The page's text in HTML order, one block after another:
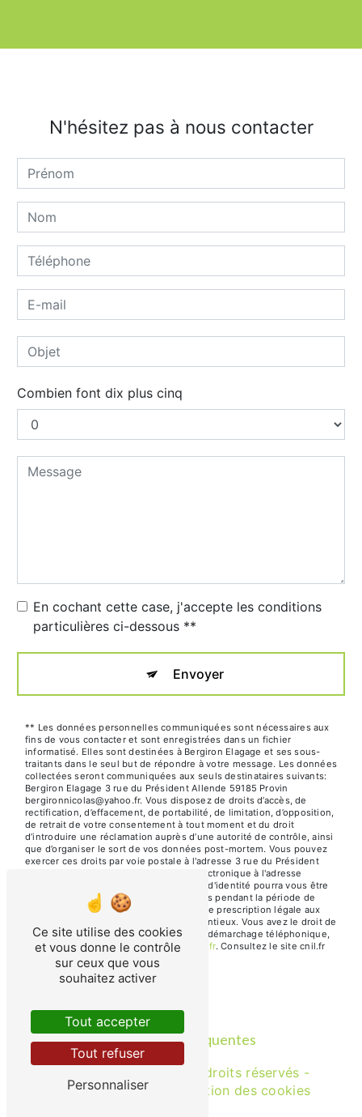
N'hésitez pas à nous contacter
Combien font dix plus cinq
En cochant cette case, j'accepte les conditions
particulières ci-dessous **
Envoyer
** Les données personnelles communiquées sont nécessaires aux
fins de vous contacter et sont enregistrées dans un fichier
informatisé. Elles sont destinées à Bergiron Elagage et ses sous-
traitants dans le seul but de répondre à votre message. Les données
collectées seront communiquées aux seuls destinataires suivants:
Bergiron Elagage 3 rue du Président Allende 59185 Provin
bergironnicolas@yahoo.fr. Vous disposez de droits d’accès, de
rectification, d’effacement, de portabilité, de limitation, d’opposition,
de retrait de votre consentement à tout moment et du droit
d’introduire une réclamation auprès d’une autorité de contrôle, ainsi
que d’organiser le sort de vos données post-mortem. Vous pouvez
exercer ces droits par voie postale à l'adresse 3 rue du Président
Allende 59185 Provin ou par courrier électronique à l'adresse
bergironnicolas@yahoo.fr. Un justificatif d'identité pourra vous être
demandé. Nous conservons vos données pendant la période de
prise de contact puis pendant la durée de prescription légale aux
fins probatoires et de gestion des contentieux. Vous avez le droit de
vous inscrire sur la liste d'opposition au démarchage téléphonique,
disponible à cette adresse:Bloctel.gouv.fr. Consultez le site cnil.fr
pour plus d’informations sur vos droits.
Recherches fréquentes
- 2026 - Tous droits réservés -
Mentions légales
Gestion des cookies
Ce site utilise des cookies
et vous donne le contrôle
sur ceux que vous
souhaitez activer
Tout accepter
Tout refuser
Personnaliser